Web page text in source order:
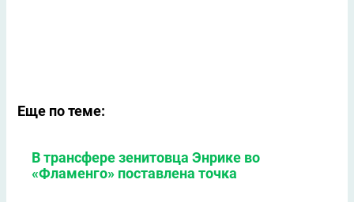
Еще по теме:
В трансфере зенитовца Энрике во
«Фламенго» поставлена точка